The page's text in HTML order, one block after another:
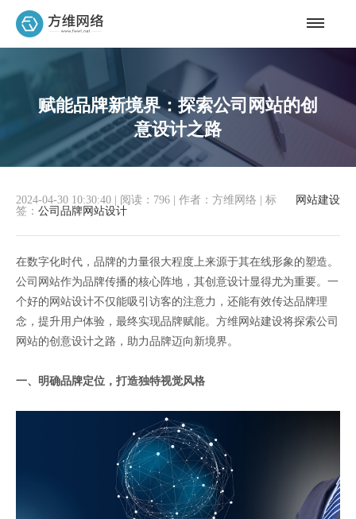
赋能品牌新境界：探索公司网站的创
意设计之路
网站建设
2024-04-30 10:30:40 阅读：796 作者：方维网络
标
签： 公司品牌网站设计
在数字化时代，品牌的力量很大程度上来源于其在线形象的塑造。
公司网站作为品牌传播的核心阵地，其创意设计显得尤为重要。一
个好的网站设计不仅能吸引访客的注意力，还能有效传达品牌理
念，提升用户体验，最终实现品牌赋能。方维网站建设将探索公司
网站的创意设计之路，助力品牌迈向新境界。
一、明确品牌定位，打造独特视觉风格